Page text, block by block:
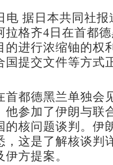
电 据日本共同社
拉格齐4日在首都
的进行浓缩铀的权
国提交文件等方式
都德黑兰单独会
他参加了伊朗与联
的核问题谈判。伊
，这是了解核谈判
方提案。